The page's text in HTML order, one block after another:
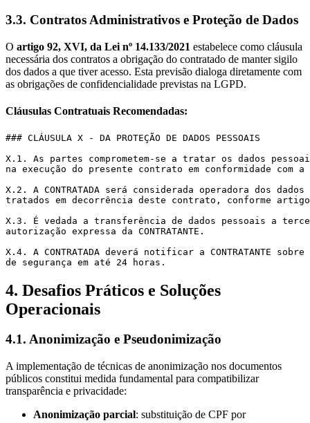
3.3. Contratos Administrativos e Proteção de Dados
O artigo 92, XVI, da Lei nº 14.133/2021 estabelece como cláusula
necessária dos contratos a obrigação do contratado de manter sigilo
dos dados a que tiver acesso. Esta previsão dialoga diretamente com
as obrigações de confidencialidade previstas na LGPD.
Cláusulas Contratuais Recomendadas:
### CLÁUSULA X - DA PROTEÇÃO DE DADOS PESSOAIS
X.1. As partes comprometem-se a tratar os dados
na execução do presente contrato em conformidade com
X.2. A CONTRATADA será considerada operadora dos
tratados em decorrência deste contrato, conforme
X.3. É vedada a transferência de dados pessoais a
autorização expressa da CONTRATANTE.
X.4. A CONTRATADA deverá notificar a CONTRATANTE
4. Desafios Práticos e Soluções
Operacionais
4.1. Anonimização e Pseudonimização
A implementação de técnicas de anonimização nos documentos
públicos constitui medida fundamental para compatibilizar
transparência e privacidade:
Anonimização parcial: substituição de CPF por